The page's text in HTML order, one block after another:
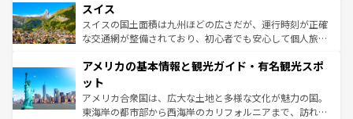
を参照してほしい。
は、お酒好きな人にはぜひ体験してほしい。 なお、新着の
ドイツ情報はコンテンツ一覧を参照してほしい。
リアごとに異なる魅力がある。また、優雅なアフタヌーン
ティー、ビール好きにはたまらない英国パブ、サッカー観
戦など、本場だからこそできる体験も豊富。イギリスを旅
ンツ一覧を参照してほしい。
スイス
スイスの国土面積は九州ほどの広さだが、運行時刻が正確
な交通網が整備されており、初心者でも安心して個人旅行
の建物がそのまま残る町や、スイスならではのユニークな
博物館もあり、アルプス観光だけでなく町歩きも満喫する
ことができる。国民の所得が高いため物価も高いが、旅行
者向けの交通パス提供のサービスもあり、うまく活用すれ
アメリカの基本情報と観光ガイド・有名観光スポ
ット
アメリカ合衆国は、広大な土地と多様な文化が魅力の国。
東海岸の都市部から西海岸のカリフォルニアまで、訪れる